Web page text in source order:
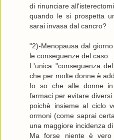
di rinunciare
quando le si prospetta
sarai invasa dal cancro?
"2)-Menopausa dal
le conseguenze del caso
L'unica "conseguenza
che per molte donne è
Io so che alle donne in
farmaci per evitare diversi
poichè insieme al ciclo
ormoni (come saprai
una maggiore incidenza di
Ma forse niente è